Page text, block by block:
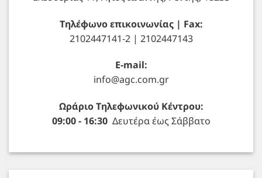
Τηλέφωνο επικοινωνίας | Fax:
2102447141-2 | 2102447143
E-mail:
info@agc.com.gr
Ωράριο Τηλεφωνικού Κέντρου:
09:00 - 16:30Δευτέρα έως Σάββατο